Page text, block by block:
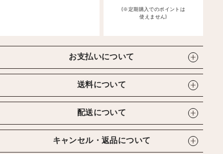
(※定期購入でのポイントは
使えません)
お支払いについて
送料について
配送について
キャンセル・返品について